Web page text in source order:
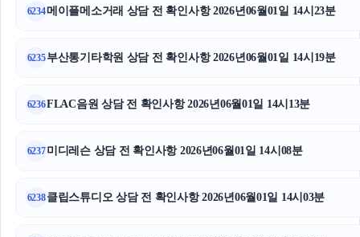
6234메이플메소거래 상담 전 확인사항 2026년06월01일 14시23분
6235부산통기타학원 상담 전 확인사항 2026년06월01일 14시19분
6236FLAC음원 상담 전 확인사항 2026년06월01일 14시13분
6237미디레슨 상담 전 확인사항 2026년06월01일 14시08분
6238클립스튜디오 상담 전 확인사항 2026년06월01일 14시03분